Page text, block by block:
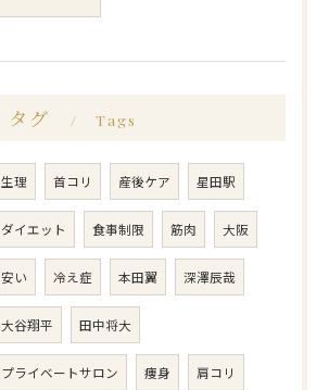
タグ Tags
生理 首コリ 産後ケア 星田駅
ダイエット 食事制限 筋肉 大阪
安い 冷え症 本田翼 深澤辰哉
大谷翔平 田中将大
プライベートサロン 痩身 肩コリ